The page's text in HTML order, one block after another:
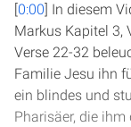
[0:00] In diesem
Markus Kapitel 3,
Verse 22-32
Familie Jesu ihn
ein blindes und
Pharisäer, die